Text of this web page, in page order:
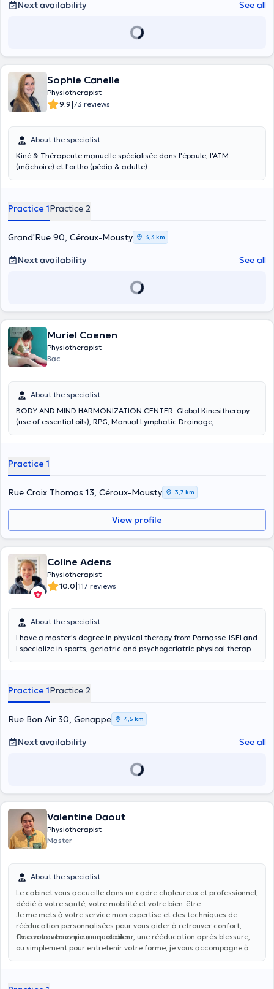
Next availability See all
Sophie Canelle
Physiotherapist
9.9|73 reviews
About the specialist
Kiné & Thérapeute manuelle spécialisée dans l'épaule, l'ATM
(mâchoire) et l'ortho (pédia & adulte)
Practice 1Practice 2
Grand'Rue 90, Céroux-Mousty 3,3 km
Next availability See all
Muriel Coenen
Physiotherapist
Bac
About the specialist
BODY AND MIND HARMONIZATION CENTER: Global Kinesitherapy
(use of essential oils), RPG, Manual Lymphatic Drainage,
Kinesiology, Luxotherapy, Wellness Massage, Energetic Therapies,
Essential Oils,... We are not only body or only mind, we are a whole.
Practice 1
Rue Croix Thomas 13, Céroux-Mousty 3,7 km
View profile
Coline Adens
Physiotherapist
10.0|117 reviews
About the specialist
I have a master's degree in physical therapy from Parnasse-ISEI and
I specialize in sports, geriatric and psychogeriatric physical therapy.
musculoskeletal pathologies in general.
Practice 1Practice 2
Rue Bon Air 30, Genappe 4,5 km
Next availability See all
Valentine Daout
Physiotherapist
Master
About the specialist
Le cabinet vous accueille dans un cadre chaleureux et professionnel,
dédié à votre santé, votre mobilité et votre bien-être.
Je me mets à votre service mon expertise et des techniques de
rééducation personnalisées pour vous aider à retrouver confort,
force et autonomie au quotidien.
Que vous veniez pour une douleur, une rééducation après blessure,
ou simplement pour entretenir votre forme, je vous accompagne à
humaine et à l’écoute de vos besoins.